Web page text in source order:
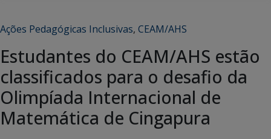
Ações Pedagógicas Inclusivas, CEAM/AHS
Estudantes do CEAM/AHS estão
classificados para o desafio da
Olimpíada Internacional de
Matemática de Cingapura